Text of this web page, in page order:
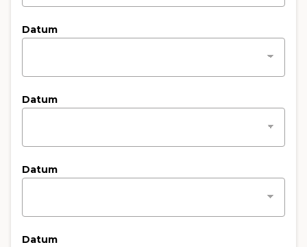
Datum
Datum
Datum
Datum